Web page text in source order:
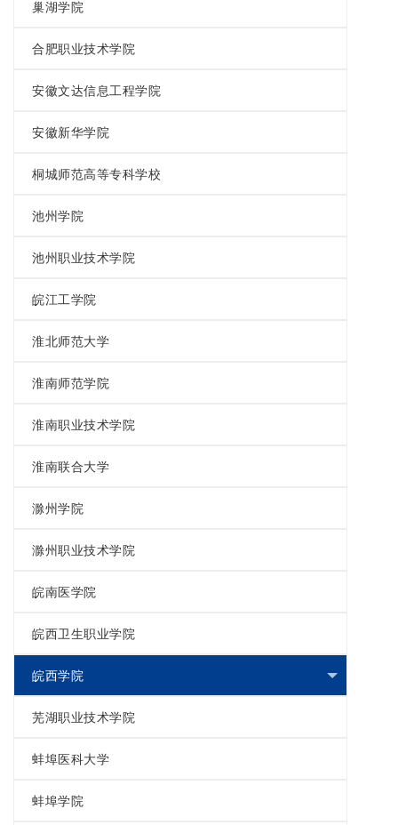
巢湖学院
合肥职业技术学院
安徽文达信息工程学院
安徽新华学院
桐城师范高等专科学校
池州学院
池州职业技术学院
皖江工学院
淮北师范大学
淮南师范学院
淮南职业技术学院
淮南联合大学
滁州学院
滁州职业技术学院
皖南医学院
皖西卫生职业学院
皖西学院
芜湖职业技术学院
蚌埠医科大学
蚌埠学院